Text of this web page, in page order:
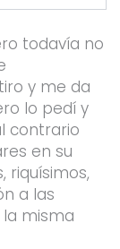
todavía no
y me da
lo pedí y
contrario
en su
riquísimos,
a las
misma